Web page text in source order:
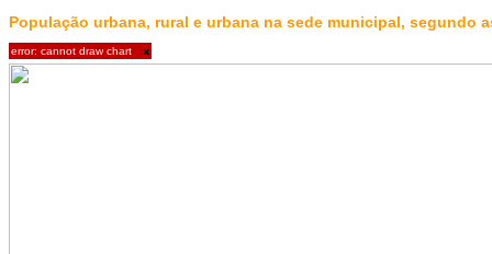
População urbana, rural e urbana na sede municipal, segundo
error: cannot draw chart ×